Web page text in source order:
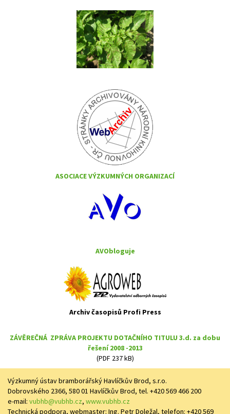
ASOCIACE VÝZKUMNÝCH ORGANIZACÍ
AVObloguje
Archiv časopisů Profi Press
ZÁVĚREČNÁ ZPRÁVA PROJEKTU DOTAČNÍHO TITULU 3.d. za dobu
řešení 2008 -2013
(PDF 237 kB)
Výzkumný ústav bramborářský Havlíčkův Brod, s.r.o.
Dobrovského 2366, 580 01 Havlíčkův Brod, tel. +420 569 466 200
e-mail: vubhb@vubhb.cz, www.vubhb.cz
Technická podpora, webmaster: Ing. Petr Doležal, telefon: +420 569